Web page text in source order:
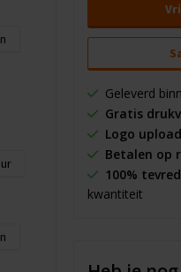
Geleverd
Gratis
Logo
Betalen op
100%
kwantiteit